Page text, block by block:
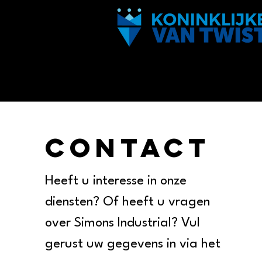
Contact
Heeft u interesse in onze
diensten? Of heeft u vragen
over Simons Industrial? Vul
gerust uw gegevens in via het